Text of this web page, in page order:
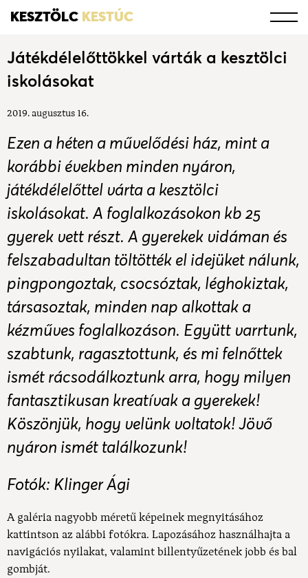
KESZTÖLC KESTÚC
Játékdélelőttökkel várták a kesztölci
iskolásokat
2019. augusztus 16.
Ezen a héten a művelődési ház, mint a
korábbi években minden nyáron,
játékdélelőttel várta a kesztölci
iskolásokat. A foglalkozásokon kb 25
gyerek vett részt. A gyerekek vidáman és
felszabadultan töltötték el idejüket nálunk,
pingpongoztak, csocsóztak, léghokiztak,
társasoztak, minden nap alkottak a
kézműves foglalkozáson. Együtt varrtunk,
szabtunk, ragasztottunk, és mi felnőttek
ismét rácsodálkoztunk arra, hogy milyen
fantasztikusan kreatívak a gyerekek!
Köszönjük, hogy velünk voltatok! Jövő
nyáron ismét találkozunk!
Fotók: Klinger Ági
A galéria nagyobb méretű képeinek megnyitásához
kattintson az alábbi fotókra. Lapozásához használhajta a
navigációs nyilakat, valamint billentyűzetének jobb és bal
gombját.